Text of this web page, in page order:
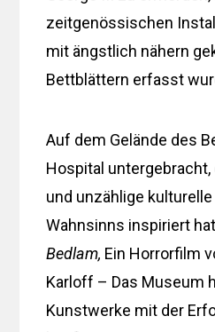
zeitgenössischen
mit ängstlich nähern
Bettblättern erfasst
Auf dem Gelände des
Hospital
und unzählige
Wahnsinns inspiriert
Bedlam, Ein Horrorfilm
Karloff – Das Museum
Kunstwerke mit der